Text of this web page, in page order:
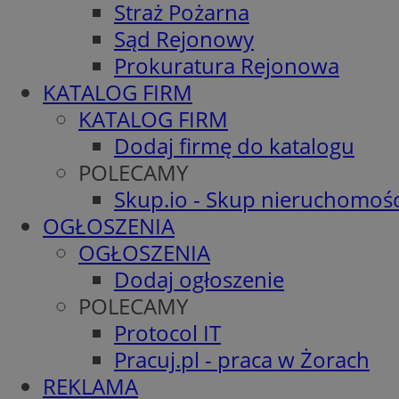
Straż Pożarna
Sąd Rejonowy
Prokuratura Rejonowa
KATALOG FIRM
KATALOG FIRM
Dodaj firmę do katalogu
POLECAMY
Skup.io - Skup
OGŁOSZENIA
OGŁOSZENIA
Dodaj ogłoszenie
POLECAMY
Protocol IT
Pracuj.pl - praca w Żorach
REKLAMA